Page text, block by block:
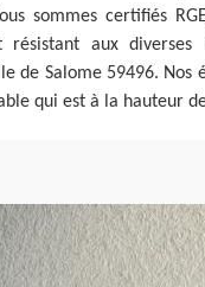
sommes certifiés
résistant aux
de Salome 59496. Nos
qui est à la hauteur